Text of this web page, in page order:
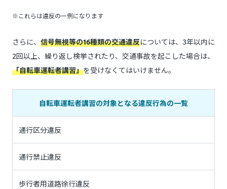
※これらは違反の一例になります
さらに、 信号無視等の16種類の交通違反については、3年以内に
2回以上、繰り返し検挙されたり、交通事故を起こした場合は、
「自転車運転者講習」を受けなくてはいけません。
自転車運転者講習の対象となる違反行為の一覧
通行区分違反
通行禁止違反
歩行者用道路徐行違反